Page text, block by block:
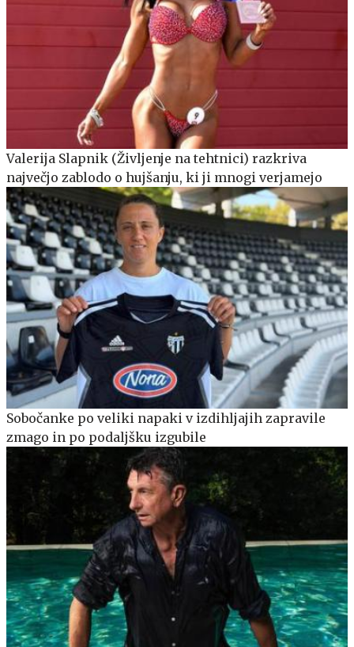
Valerija Slapnik (Življenje na tehtnici) razkriva
največjo zablodo o hujšanju, ki ji mnogi verjamejo
Sobočanke po veliki napaki v izdihljajih zapravile
zmago in po podaljšku izgubile